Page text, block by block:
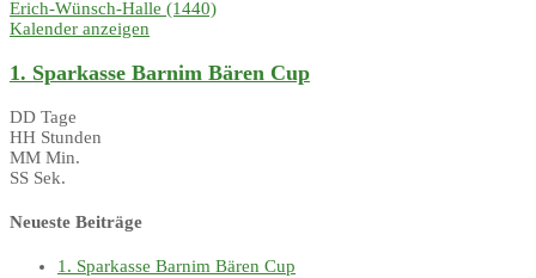
Erich-Wünsch-Halle (1440)
Kalender anzeigen
1. Sparkasse Barnim Bären Cup
DD Tage
HH Stunden
MM Min.
SS Sek.
Neueste Beiträge
1. Sparkasse Barnim Bären Cup